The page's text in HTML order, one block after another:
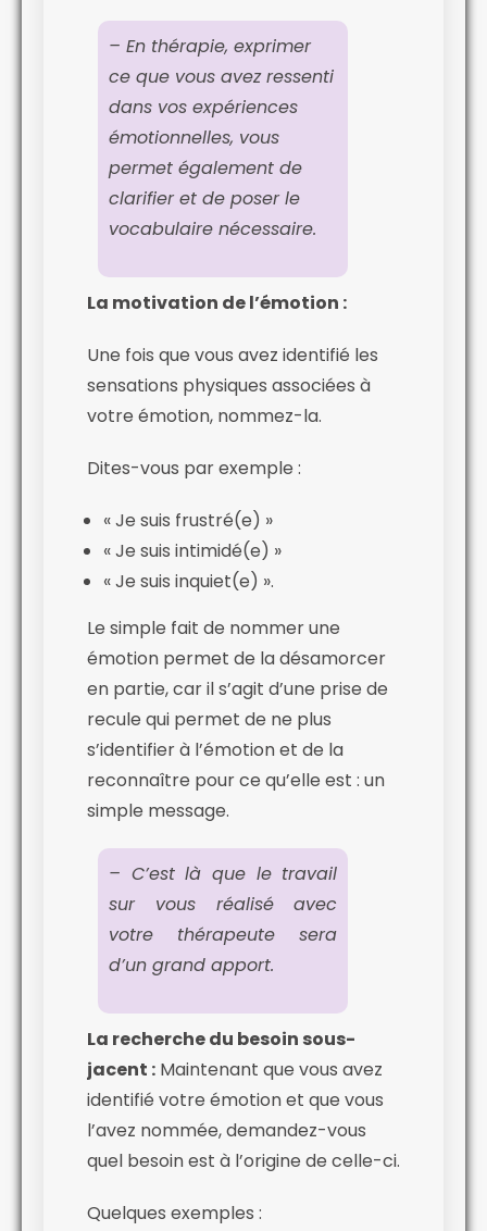
– En thérapie, exprimer
ce que vous avez ressenti
dans vos expériences
émotionnelles, vous
permet également de
clarifier et de poser le
vocabulaire nécessaire.
La motivation de l’émotion :
Une fois que vous avez identifié les
sensations physiques associées à
votre émotion, nommez-la.
Dites-vous par exemple :
« Je suis frustré(e) »
« Je suis intimidé(e) »
« Je suis inquiet(e) ».
Le simple fait de nommer une
émotion permet de la désamorcer
en partie, car il s’agit d’une prise de
recule qui permet de ne plus
s’identifier à l’émotion et de la
reconnaître pour ce qu’elle est : un
simple message.
– C’est là que le travail
sur vous réalisé avec
votre thérapeute sera
d’un grand apport.
La recherche du besoin sous-
jacent : Maintenant que vous avez
identifié votre émotion et que vous
l’avez nommée, demandez-vous
quel besoin est à l’origine de celle-ci.
Quelques exemples :